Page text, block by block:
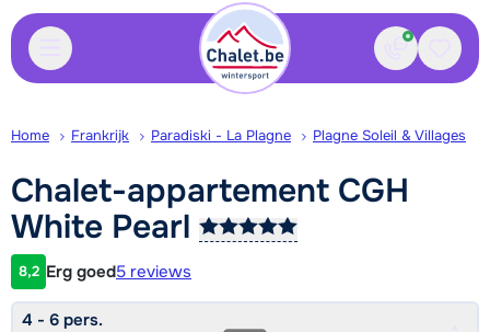
Contact
Home Frankrijk Paradiski - La Plagne Plagne Soleil & Villages
Chalet-appartement CGH
White Pearl
Klantwaardering
8,2 Erg goed5 reviews
4 - 6 pers.